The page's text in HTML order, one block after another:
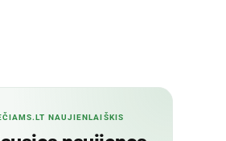
NAUJIENLAIŠKIS